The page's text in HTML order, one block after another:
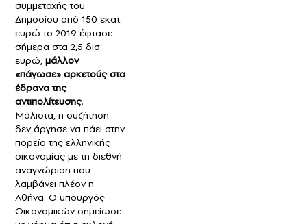
συμμετοχής του
Δημοσίου από 150 εκατ.
ευρώ το 2019 έφτασε
σήμερα στα 2,5 δισ.
ευρώ, μάλλον
«πάγωσε» αρκετούς στα
έδρανα της
αντιπολίτευσης.
Μάλιστα, η συζήτηση
δεν άργησε να πάει στην
πορεία της ελληνικής
οικονομίας με τη διεθνή
αναγνώριση που
λαμβάνει πλέον η
Αθήνα. Ο υπουργός
Οικονομικών σημείωσε